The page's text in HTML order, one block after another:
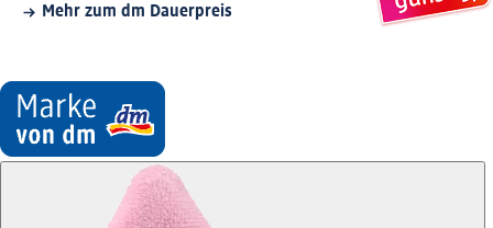
Mehr zum dm Dauerpreis